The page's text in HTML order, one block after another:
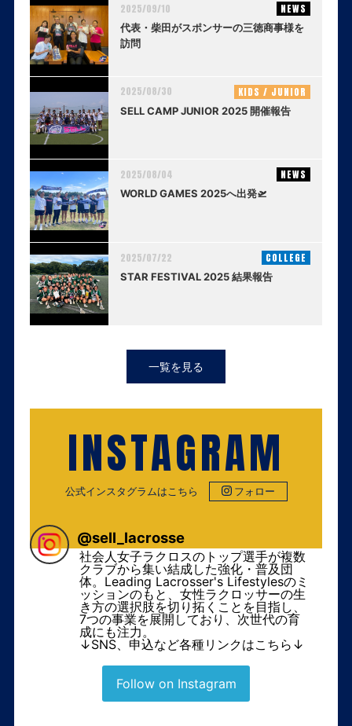
2025/09/10 NEWS
代表・柴田がスポンサーの三徳商事様を
訪問
2025/08/30 KIDS / JUNIOR
SELL CAMP JUNIOR 2025 開催報告
2025/08/04 NEWS
WORLD GAMES 2025へ出発🛫
2025/07/22 COLLEGE
STAR FESTIVAL 2025 結果報告
一覧を見る
INSTAGRAM
公式インスタグラムはこちら フォロー
@sell_lacrosse
社会人女子ラクロスのトップ選手が複数
クラブから集い結成した強化・普及団
体。Leading Lacrosser's Lifestylesのミ
ッションのもと、女性ラクロッサーの生
き方の選択肢を切り拓くことを目指し、
7つの事業を展開しており、次世代の育
成にも注力。
↓SNS、申込など各種リンクはこちら↓
Follow on Instagram